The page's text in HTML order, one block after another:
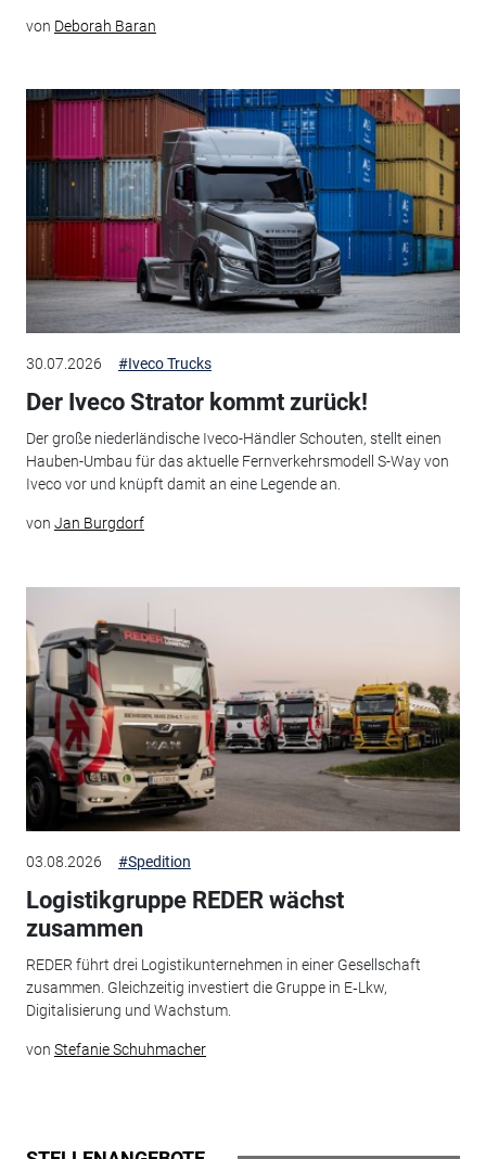
von Deborah Baran
30.07.2026 #Iveco Trucks
Der Iveco Strator kommt zurück!
Der große niederländische Iveco-Händler Schouten, stellt einen
Hauben-Umbau für das aktuelle Fernverkehrsmodell S-Way von
Iveco vor und knüpft damit an eine Legende an.
von Jan Burgdorf
03.08.2026 #Spedition
Logistikgruppe REDER wächst
zusammen
REDER führt drei Logistikunternehmen in einer Gesellschaft
zusammen. Gleichzeitig investiert die Gruppe in E‑Lkw,
Digitalisierung und Wachstum.
von Stefanie Schuhmacher